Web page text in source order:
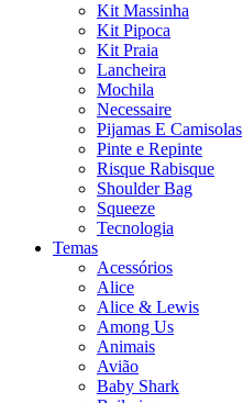
Kit Massinha
Kit Pipoca
Kit Praia
Lancheira
Mochila
Necessaire
Pijamas E Camisolas
Pinte e Repinte
Risque Rabisque
Shoulder Bag
Squeeze
Tecnologia
Temas
Acessórios
Alice
Alice & Lewis
Among Us
Animais
Avião
Baby Shark